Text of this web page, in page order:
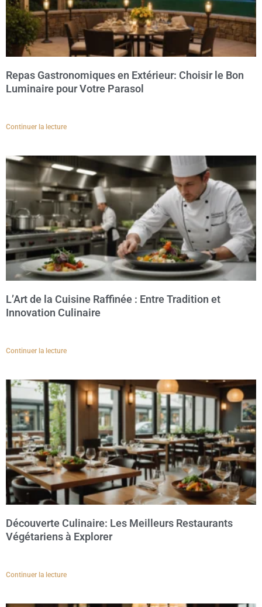
Repas Gastronomiques en Extérieur: Choisir le Bon
Luminaire pour Votre Parasol
Continuer la lecture
L’Art de la Cuisine Raffinée : Entre Tradition et
Innovation Culinaire
Continuer la lecture
Découverte Culinaire: Les Meilleurs Restaurants
Végétariens à Explorer
Continuer la lecture